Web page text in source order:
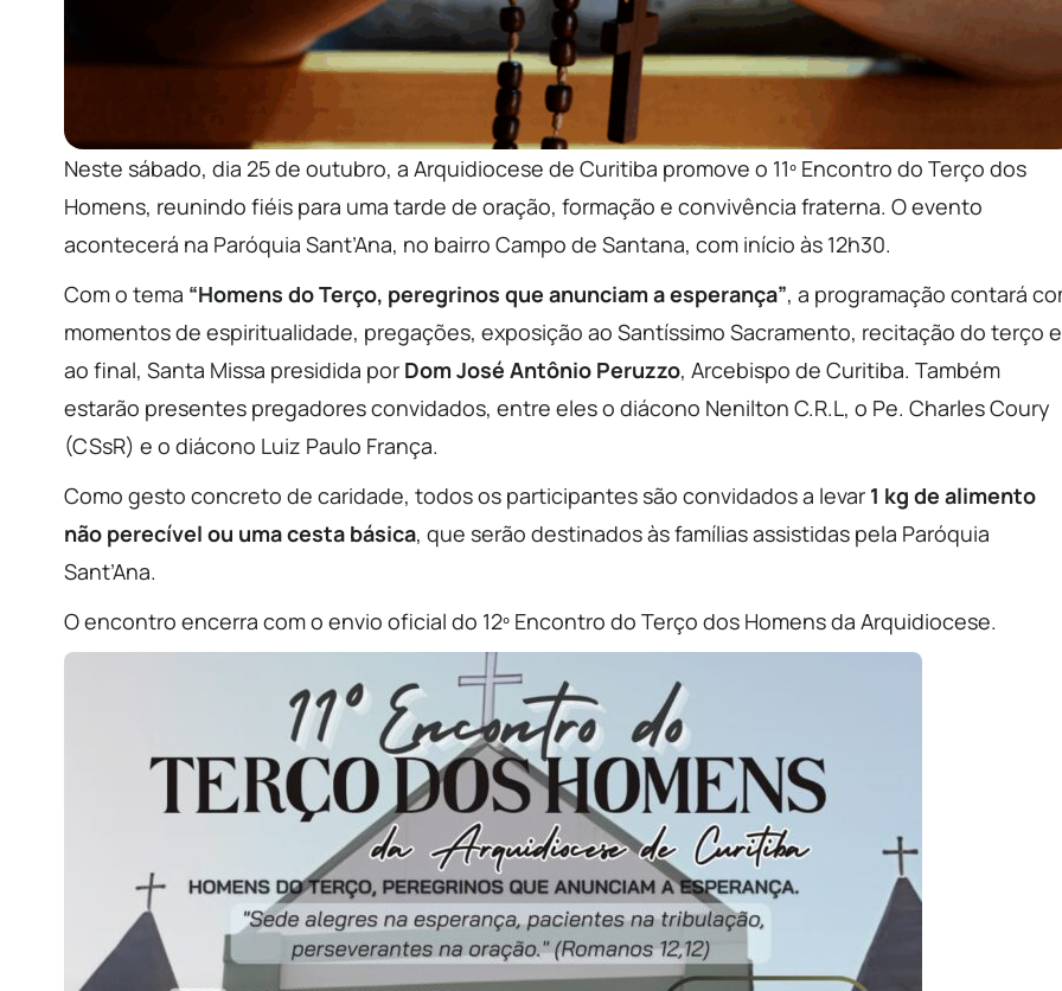
Neste sábado, dia 25 de outubro, a Arquidiocese de Curitiba promove o 11º Encontro do Terço dos
Homens, reunindo fiéis para uma tarde de oração, formação e convivência fraterna. O evento
acontecerá na Paróquia Sant’Ana, no bairro Campo de Santana, com início às 12h30.
Com o tema “Homens do Terço, peregrinos que anunciam a esperança”, a programação contará
momentos de espiritualidade, pregações, exposição ao Santíssimo Sacramento, recitação do terço
ao final, Santa Missa presidida por Dom José Antônio Peruzzo, Arcebispo de Curitiba. Também
estarão presentes pregadores convidados, entre eles o diácono Nenilton C.R.L, o Pe. Charles Coury
(CSsR) e o diácono Luiz Paulo França.
Como gesto concreto de caridade, todos os participantes são convidados a levar 1 kg de alimento
não perecível ou uma cesta básica, que serão destinados às famílias assistidas pela Paróquia
Sant’Ana.
O encontro encerra com o envio oficial do 12º Encontro do Terço dos Homens da Arquidiocese.